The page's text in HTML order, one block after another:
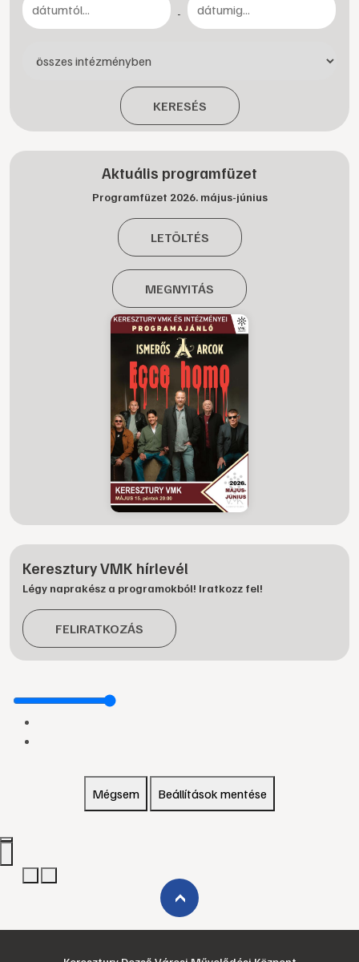
-
KERESÉS
Aktuális programfüzet
Programfüzet 2026. május-június
LETÖLTÉS
MEGNYITÁS
Keresztury VMK hírlevél
Légy naprakész a programokból! Iratkozz fel!
FELIRATKOZÁS
Mégsem Beállítások mentése
›